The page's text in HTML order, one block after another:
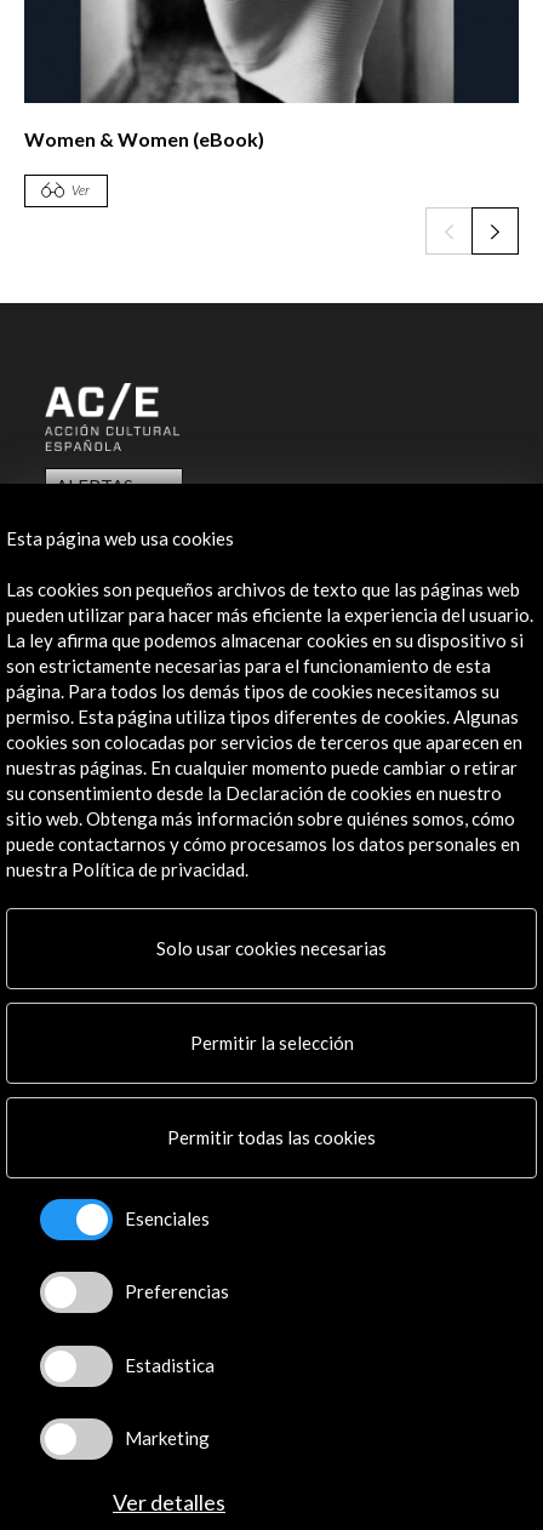
Women & Women (eBook)
Ver
ALERTAS
Contacta
info@accioncultural.es
+34 91 700 4000
José Abascal, 4 - 4º
28003 Madrid, España
Canales de contacto
Explora
Institucional
Residencias
Noticias
Mapa Web
Boletín digital
Logo y crédito a AC/E
Conecta
Instagram
LinkedIn
Facebook
Youtube
Flickr
TikTok
Esta página web usa cookies
Las cookies son pequeños archivos de texto que las páginas web
pueden utilizar para hacer más eficiente la experiencia del usuario.
La ley afirma que podemos almacenar cookies en su dispositivo si
son estrictamente necesarias para el funcionamiento de esta
página. Para todos los demás tipos de cookies necesitamos su
permiso. Esta página utiliza tipos diferentes de cookies. Algunas
cookies son colocadas por servicios de terceros que aparecen en
nuestras páginas. En cualquier momento puede cambiar o retirar
su consentimiento desde la Declaración de cookies en nuestro
sitio web. Obtenga más información sobre quiénes somos, cómo
puede contactarnos y cómo procesamos los datos personales en
nuestra Política de privacidad.
Solo usar cookies necesarias
Permitir la selección
Permitir todas las cookies
Esenciales
Preferencias
Estadistica
Marketing
Ver detalles